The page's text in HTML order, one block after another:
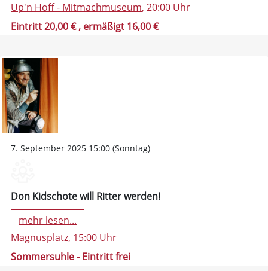
Up'n Hoff - Mitmachmuseum, 20:00 Uhr
Eintritt 20,00 €, ermäßigt 16,00 €
7. September 2025 15:00 (Sonntag)
Don Kidschote will Ritter werden!
mehr lesen...
Magnusplatz, 15:00 Uhr
Sommersuhle - Eintritt frei